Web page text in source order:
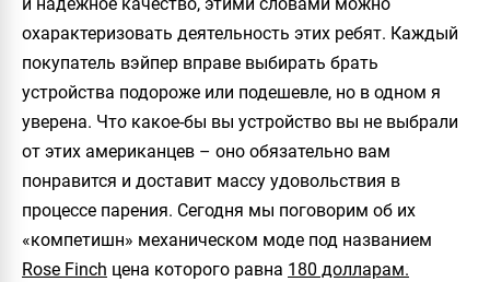
охарактеризовать деятельность этих ребят. Каждый
покупатель вэйпер вправе выбирать брать
устройства подороже или подешевле, но в одном я
уверена. Что какое-бы вы устройство вы не выбрали
от этих американцев – оно обязательно вам
понравится и доставит массу удовольствия в
процессе парения. Сегодня мы поговорим об их
«компетишн» механическом моде под названием
Rose Finch цена которого равна 180 долларам.